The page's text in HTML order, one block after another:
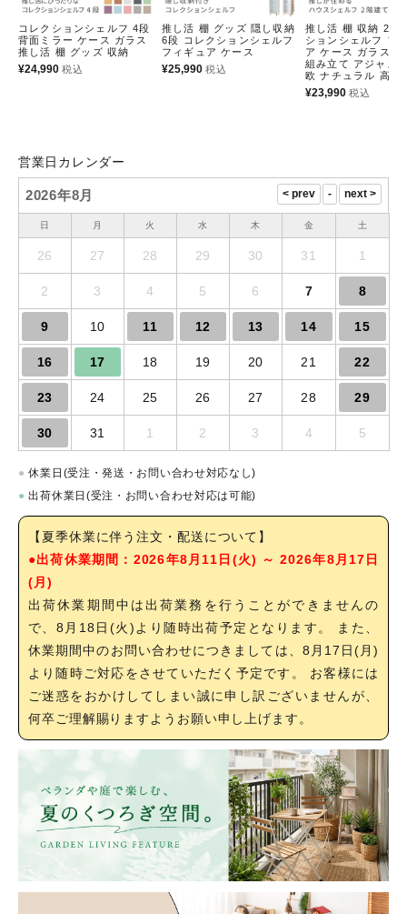
コレクションシェルフ 4段
背面ミラー ケース ガラス
推し活 棚 グッズ 収納
¥24,990 税込
推し活 棚 グッズ 隠し収納
6段 コレクションシェルフ
フィギュア ケース
¥25,990 税込
推し活 棚 収納 2段
ションシェルフ フ
ア ケース ガラス
組み立て アジャス
欧 ナチュラル 高さ
¥23,990 税込
営業日カレンダー
2026年8月
日 月 火 水 木 金 土
26 27 28 29 30 31 1
2 3 4 5 6 7 8
9 10 11 12 13 14 15
16 17 18 19 20 21 22
23 24 25 26 27 28 29
30 31 1 2 3 4 5
● 休業日(受注・発送・お問い合わせ対応なし)
● 出荷休業日(受注・お問い合わせ対応は可能)
【夏季休業に伴う注文・配送について】
●出荷休業期間：2026年8月11日(火) ～ 2026年8月17日
(月)
出荷休業期間中は出荷業務を行うことができませんの
で、8月18日(火)より随時出荷予定となります。 また、
休業期間中のお問い合わせにつきましては、8月17日(月)
より随時ご対応をさせていただく予定です。 お客様には
ご迷惑をおかけしてしまい誠に申し訳ございませんが、
何卒ご理解賜りますようお願い申し上げます。